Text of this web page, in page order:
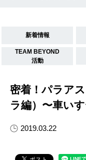
新着情報
TEAM BEYOND
活動
密着！パラア
ラ編）〜車い
2019.03.22